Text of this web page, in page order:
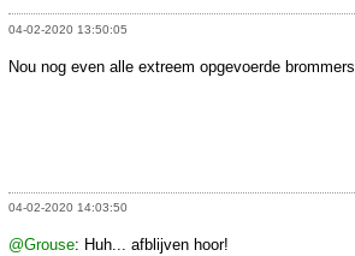
04-02-2020 13:50:05
Nou nog even alle extreem opgevoerde brommers.
04-02-2020 14:03:50
@Grouse: Huh... afblijven hoor!